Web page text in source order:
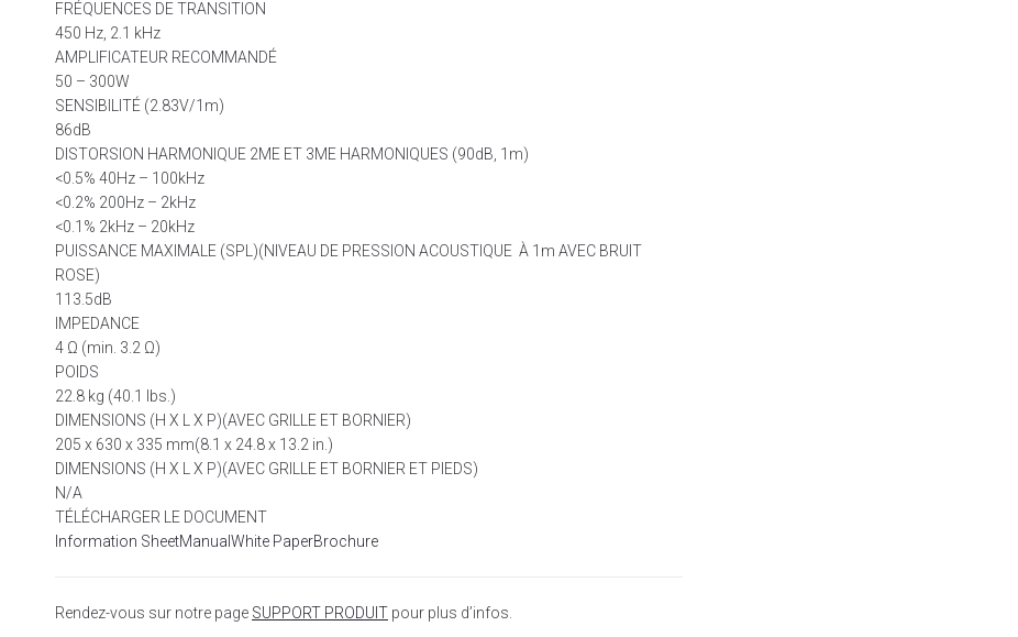
FRÉQUENCES DE TRANSITION
450 Hz, 2.1 kHz
AMPLIFICATEUR RECOMMANDÉ
50 – 300W
SENSIBILITÉ (2.83V/1m)
86dB
DISTORSION HARMONIQUE 2ME ET 3ME HARMONIQUES (90dB, 1m)
<0.5% 40Hz – 100kHz
<0.2% 200Hz – 2kHz
<0.1% 2kHz – 20kHz
PUISSANCE MAXIMALE (SPL)(NIVEAU DE PRESSION ACOUSTIQUE À 1m AVEC BRUIT
ROSE)
113.5dB
IMPEDANCE
4 Ω (min. 3.2 Ω)
POIDS
22.8 kg (40.1 lbs.)
DIMENSIONS (H X L X P)(AVEC GRILLE ET BORNIER)
205 x 630 x 335 mm(8.1 x 24.8 x 13.2 in.)
DIMENSIONS (H X L X P)(AVEC GRILLE ET BORNIER ET PIEDS)
N/A
TÉLÉCHARGER LE DOCUMENT
Information SheetManualWhite PaperBrochure
Rendez-vous sur notre page SUPPORT PRODUIT pour plus d’infos.